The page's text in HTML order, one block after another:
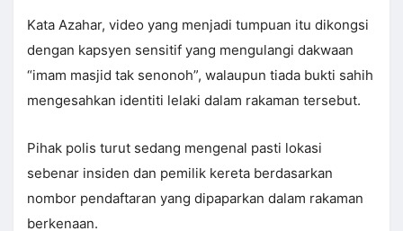
Kata Azahar, video yang menjadi tumpuan itu dikongsi
dengan kapsyen sensitif yang mengulangi dakwaan
“imam masjid tak senonoh”, walaupun tiada bukti sahih
mengesahkan identiti lelaki dalam rakaman tersebut.
Pihak polis turut sedang mengenal pasti lokasi
sebenar insiden dan pemilik kereta berdasarkan
nombor pendaftaran yang dipaparkan dalam rakaman
berkenaan.